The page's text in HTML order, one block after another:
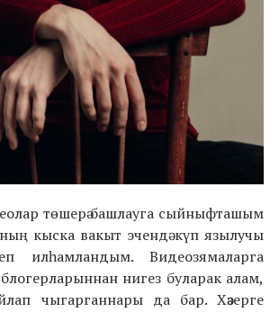
төшерә башлауга сыйныфташым
кыска вакыт эчендә күп язылучы
илһамландым. Видеозямаларга
нигез буларак алам,
чыгарганнары да бар. Хәзерге